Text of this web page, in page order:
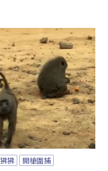
狒狒 開槍圍捕